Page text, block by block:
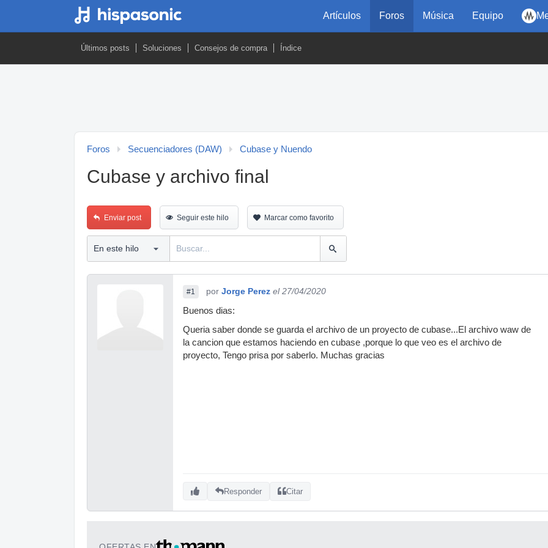
Artículos Foros Música Equipo
Últimos posts Soluciones Consejos de compra Índice
Foros Secuenciadores (DAW) Cubase y Nuendo
Cubase y archivo final
Enviar post Seguir este hilo Marcar como favorito
#1 por Jorge Perez el 27/04/2020
Buenos dias:
Queria saber donde se guarda el archivo de un proyecto de cubase...El archivo waw de
la cancion que estamos haciendo en cubase ,porque lo que veo es el archivo de
proyecto, Tengo prisa por saberlo. Muchas gracias
Responder Citar